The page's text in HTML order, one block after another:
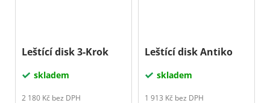
Leštící disk 3-Krok
skladem
2 180 Kč bez DPH
Leštící disk Antiko
skladem
1 913 Kč bez DPH